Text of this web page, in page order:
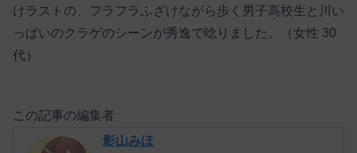
けラストの、フラフラふざけながら歩く男子高校生と川い
っぱいのクラゲのシーンが秀逸で唸りました。（女性 30
代）
この記事の編集者
影山みほ